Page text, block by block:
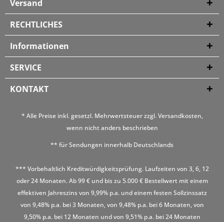
Versand
RECHTLICHES
Informationen
SERVICE
KONTAKT
* Alle Preise inkl. gesetzl. Mehrwertsteuer zzgl.Versandkosten,
wenn nicht anders beschrieben
** für Sendungen innerhalb Deutschlands
*** Vorbehaltlich Kreditwürdigkeitsprüfung. Laufzeiten von 3, 6, 12
oder 24 Monaten. Ab 99 € und bis zu 5.000 € Bestellwert mit einem
effektiven Jahreszins von 9,99% p.a. und einem festen Sollzinssatz
von 9,48% p.a. bei 3 Monaten, von 9,48% p.a. bei 6 Monaten, von
9,50% p.a. bei 12 Monaten und von 9,51% p.a. bei 24 Monaten